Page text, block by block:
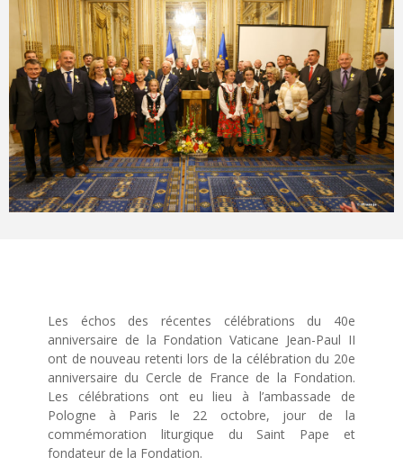
Les échos des récentes célébrations du 40e
anniversaire de la Fondation Vaticane Jean-Paul II
ont de nouveau retenti lors de la célébration du 20e
anniversaire du Cercle de France de la Fondation.
Les célébrations ont eu lieu à l’ambassade de
Pologne à Paris le 22 octobre, jour de la
commémoration liturgique du Saint Pape et
fondateur de la Fondation.